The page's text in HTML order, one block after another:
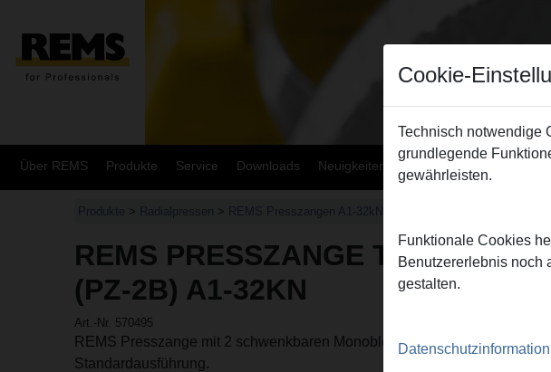
Über REMS Produkte Service Downloads Neuigkeiten Sitemap
Produkte > Radialpressen > REMS Presszangen A1-32kN/REMS Pressringe
REMS PRESSZANGE TH 25*
(PZ-2B) A1-32KN
Art.-Nr. 570495
REMS Presszange mit 2 schwenkbaren Monoblock-Pressbacken.
Standardausführung.
Cookie-
Technisch notwendige
grundlegende
gewährleisten.
Funktionale Cookies
Benutzererlebnis noch
gestalten.
Datenschutzinformation